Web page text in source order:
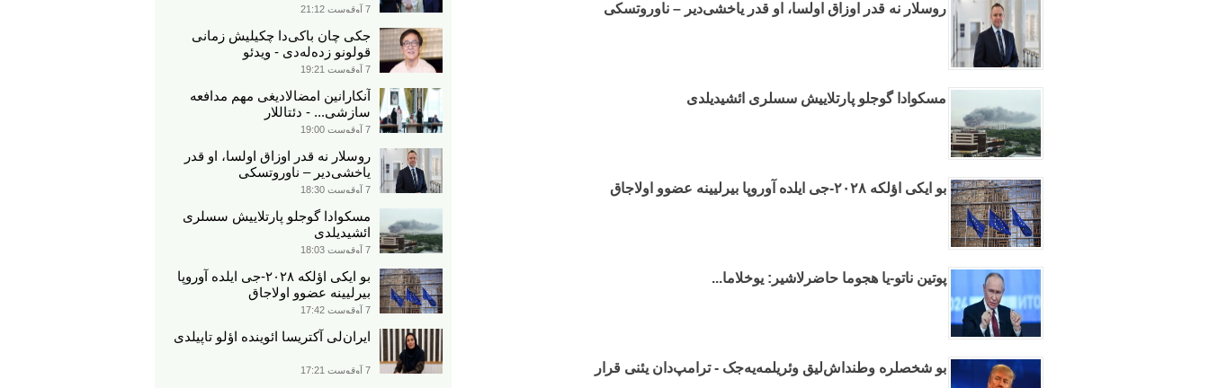
روسلار نه قدر اوزاق اولسا، او قدر یاخشی‌دیر – ناوروتسکی
مسکوادا گوجلو پارتلاییش سسلری ائشیدیلدی
بو ایکی اؤلکه ۲۰۲۸-جی ایلده آوروپا بیرلیینه عضوو اولاجاق
پوتین ناتو-یا هجوما حاضرلاشیر: یوخلاما...
بو شخصلره وطنداش‌لیق وئریلمه‌یه‌جک - ترامپ‌دان یئنی قرار
7 آوقوست 21:12
جکی چان باکی‌دا چکیلیش زمانی
قولونو زده‌له‌دی - ویدئو
7 آوقوست 19:21
آنکارانین امضالادیغی مهم مدافعه
سازشی... - دئتاللار
7 آوقوست 19:00
روسلار نه قدر اوزاق اولسا، او قدر
یاخشی‌دیر – ناوروتسکی
7 آوقوست 18:30
مسکوادا گوجلو پارتلاییش سسلری
ائشیدیلدی
7 آوقوست 18:03
بو ایکی اؤلکه ۲۰۲۸-جی ایلده آوروپا
بیرلیینه عضوو اولاجاق
7 آوقوست 17:42
ایران‌لی آکتریسا ائوینده اؤلو تاپیلدی
7 آوقوست 17:21